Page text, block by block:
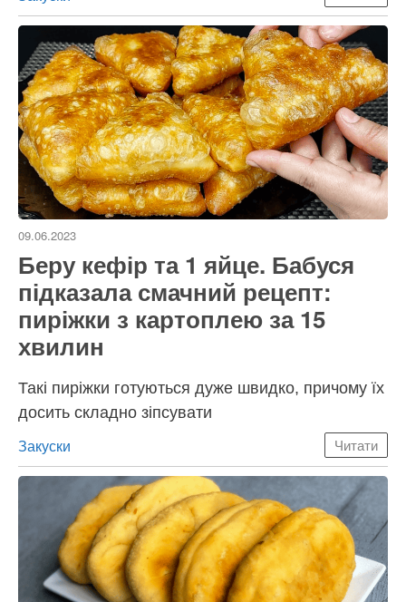
09.06.2023
Беру кефір та 1 яйце. Бабуся
підказала смачний рецепт:
пиріжки з картоплею за 15
хвилин
Такі пиріжки готуються дуже швидко, причому їх
досить складно зіпсувати
Категорії
Закуски Читати